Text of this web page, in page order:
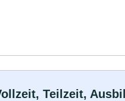
Teilzeit,